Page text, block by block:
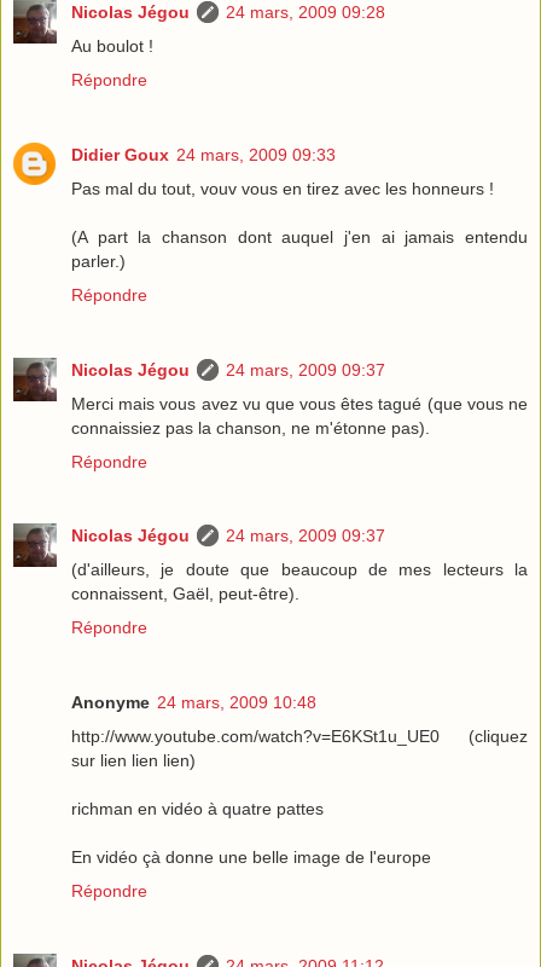
Nicolas Jégou
24 mars, 2009 09:28
Au boulot !
Répondre
Didier Goux 24 mars, 2009 09:33
Pas mal du tout, vouv vous en tirez avec les honneurs !
(A part la chanson dont auquel j'en ai jamais entendu
parler.)
Répondre
Nicolas Jégou
24 mars, 2009 09:37
Merci mais vous avez vu que vous êtes tagué (que vous ne
connaissiez pas la chanson, ne m'étonne pas).
Répondre
Nicolas Jégou
24 mars, 2009 09:37
(d'ailleurs, je doute que beaucoup de mes lecteurs la
connaissent, Gaël, peut-être).
Répondre
Anonyme 24 mars, 2009 10:48
http://www.youtube.com/watch?v=E6KSt1u_UE0 (cliquez
sur lien lien lien)
richman en vidéo à quatre pattes
En vidéo çà donne une belle image de l'europe
Répondre